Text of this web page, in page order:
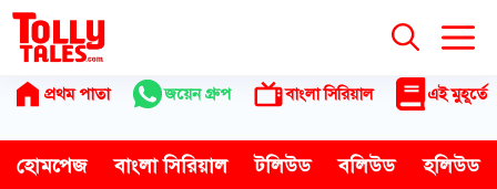
Skip
content
প্রথম পাতা জয়েন গ্রুপ বাংলা সিরিয়াল এই মুহূর্তে
হোমপেজ বাংলা সিরিয়াল টলিউড বলিউড হলিউড